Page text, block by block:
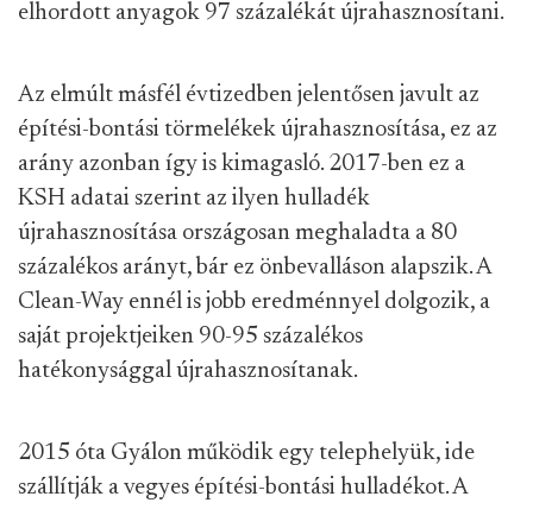
elhordott anyagok 97 százalékát újrahasznosítani.
Az elmúlt másfél évtizedben jelentősen javult az
építési-bontási törmelékek újrahasznosítása, ez az
arány azonban így is kimagasló. 2017-ben ez a
KSH adatai szerint az ilyen hulladék
újrahasznosítása országosan meghaladta a 80
százalékos arányt, bár ez önbevalláson alapszik. A
Clean-Way ennél is jobb eredménnyel dolgozik, a
saját projektjeiken 90-95 százalékos
hatékonysággal újrahasznosítanak.
2015 óta Gyálon működik egy telephelyük, ide
szállítják a vegyes építési-bontási hulladékot. A